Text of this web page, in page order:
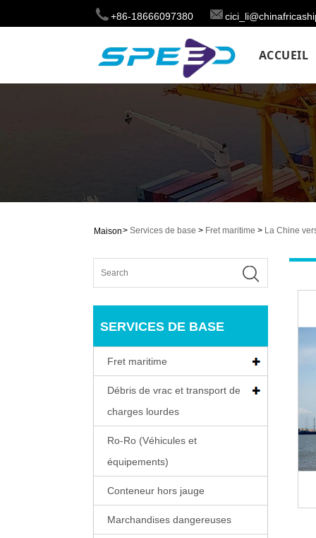
+86-18666097380
ACCUEIL
Maison> Services de base > Fret maritime > La Chine
SERVICES DE BASE
Fret maritime
Débris de vrac et transport de
charges lourdes
Ro-Ro (Véhicules et
équipements)
Conteneur hors jauge
Marchandises dangereuses